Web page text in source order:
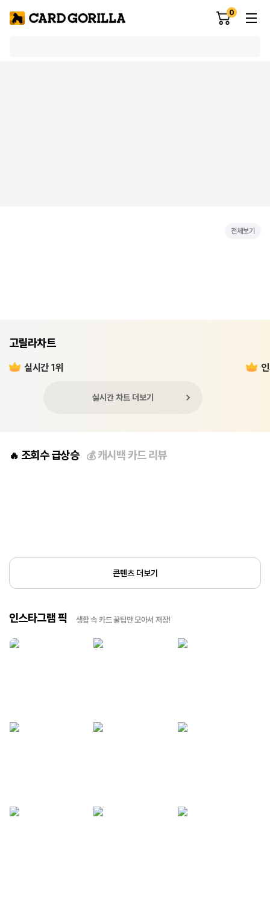
0
전체보기
고릴라차트
실시간 1위
실시간 차트 더보기
🔥 조회수 급상승 💰캐시백 카드 리뷰
콘텐츠 더보기
인스타그램 픽 생활 속 카드 꿀팁만 모아서 저장!